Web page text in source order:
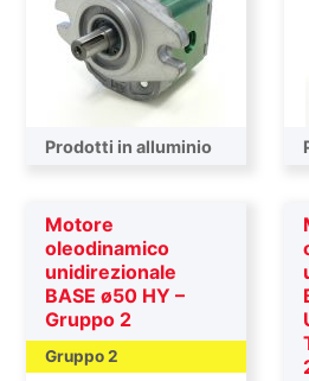
Prodotti in alluminio
Motore
oleodinamico
unidirezionale
BASE ø50 HY –
Gruppo 2
Gruppo 2